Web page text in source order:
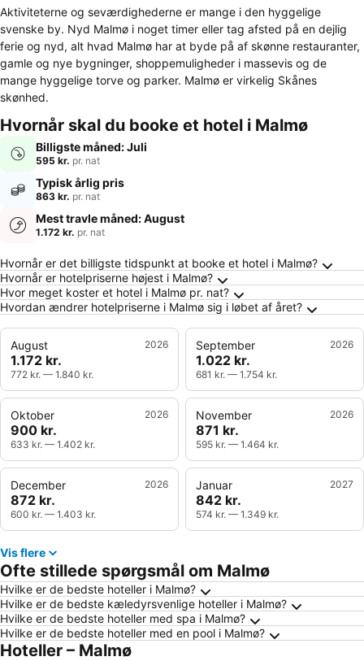
Aktiviteterne og seværdighederne er mange i den hyggelige
svenske by. Nyd Malmø i noget timer eller tag afsted på en dejlig
ferie og nyd, alt hvad Malmø har at byde på af skønne restauranter,
gamle og nye bygninger, shoppemuligheder i massevis og de
mange hyggelige torve og parker. Malmø er virkelig Skånes
skønhed.
Hvornår skal du booke et hotel i Malmø
Billigste måned: Juli
595 kr. pr. nat
Typisk årlig pris
863 kr. pr. nat
Mest travle måned: August
1.172 kr. pr. nat
Ofte stillede spørgsmål om Malmø
Hvornår er det billigste tidspunkt at booke et hotel i Malmø?
Hvornår er hotelpriserne højest i Malmø?
Hvor meget koster et hotel i Malmø pr. nat?
Hvordan ændrer hotelpriserne i Malmø sig i løbet af året?
August 2026
1.172 kr.
772 kr. — 1.840 kr.
September 2026
1.022 kr.
681 kr. — 1.754 kr.
Oktober 2026
900 kr.
633 kr. — 1.402 kr.
November 2026
871 kr.
595 kr. — 1.464 kr.
December 2026
872 kr.
600 kr. — 1.403 kr.
Januar 2027
842 kr.
574 kr. — 1.349 kr.
Vis flere
Ofte stillede spørgsmål om Malmø
Hvilke er de bedste hoteller i Malmø?
Hvilke er de bedste kæledyrsvenlige hoteller i Malmø?
Hvilke er de bedste hoteller med spa i Malmø?
Hvilke er de bedste hoteller med en pool i Malmø?
Hoteller – Malmø